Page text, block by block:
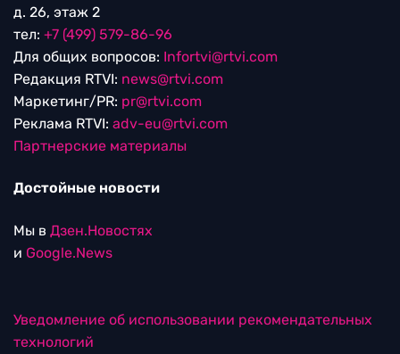
д. 26, этаж 2
тел: +7 (499) 579-86-96
Для общих вопросов: Infortvi@rtvi.com
Редакция RTVI: news@rtvi.com
Маркетинг/PR: pr@rtvi.com
Реклама RTVI: adv-eu@rtvi.com
Партнерские материалы
Достойные новости
Мы в Дзен.Новостях
и Google.News
Уведомление об использовании рекомендательных
технологий